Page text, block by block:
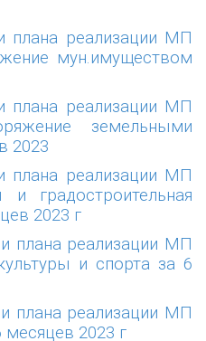
плана реализации МП
мун.имуществом
плана реализации МП
земельными
2023
плана реализации МП
и градостроительная
2023 г
плана реализации МП
и спорта за 6
плана реализации МП
месяцев 2023 г